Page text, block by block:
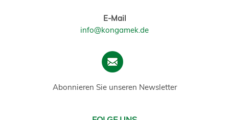
E-Mail
info@kongamek.de
Abonnieren Sie unseren Newsletter